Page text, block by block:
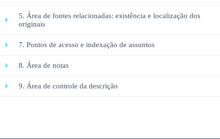
5. Área de fontes relacionadas: existência e localização dos
originais
7. Pontos de acesso e indexação de assuntos
8. Área de notas
9. Área de controle da descrição